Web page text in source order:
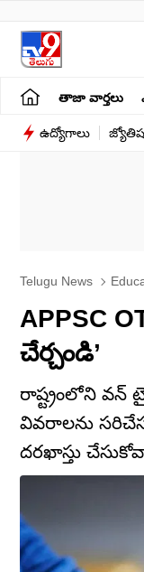
తాజా వార్తలు
ఉద్యోగాలు
Telugu News
APPSC
చేర్చండి’
రాష్ట్రంలోని వన్‌
వివరాలను
దరఖాస్తు